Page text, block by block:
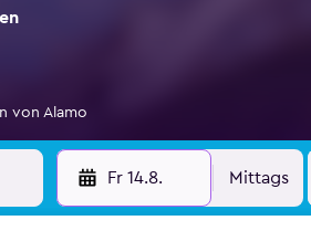
von Alamo
Fr 14.8. Mittags